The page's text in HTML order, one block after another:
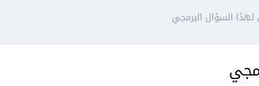
لهذا السؤال البرمجي